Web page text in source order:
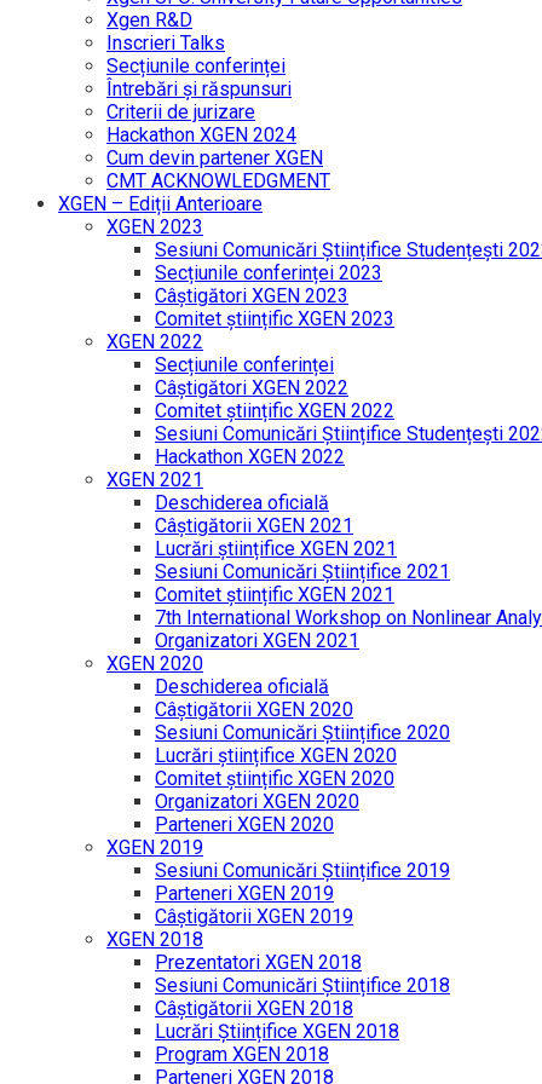
Xgen R&D
Inscrieri Talks
Secțiunile conferinței
Întrebări și răspunsuri
Criterii de jurizare
Hackathon XGEN 2024
Cum devin partener XGEN
CMT ACKNOWLEDGMENT
XGEN – Ediții Anterioare
XGEN 2023
Sesiuni Comunicări Științifice Studențești
Secțiunile conferinței 2023
Câștigători XGEN 2023
Comitet științific XGEN 2023
XGEN 2022
Secțiunile conferinței
Câștigători XGEN 2022
Comitet științific XGEN 2022
Sesiuni Comunicări Științifice Studențești
Hackathon XGEN 2022
XGEN 2021
Deschiderea oficială
Câștigătorii XGEN 2021
Lucrări științifice XGEN 2021
Sesiuni Comunicări Științifice 2021
Comitet științific XGEN 2021
7th International Workshop on Nonlinear
Organizatori XGEN 2021
XGEN 2020
Deschiderea oficială
Câștigătorii XGEN 2020
Sesiuni Comunicări Științifice 2020
Lucrări științifice XGEN 2020
Comitet științific XGEN 2020
Organizatori XGEN 2020
Parteneri XGEN 2020
XGEN 2019
Sesiuni Comunicări Științifice 2019
Parteneri XGEN 2019
Câștigătorii XGEN 2019
XGEN 2018
Prezentatori XGEN 2018
Sesiuni Comunicări Științifice 2018
Câștigătorii XGEN 2018
Lucrări Științifice XGEN 2018
Program XGEN 2018
Parteneri XGEN 2018